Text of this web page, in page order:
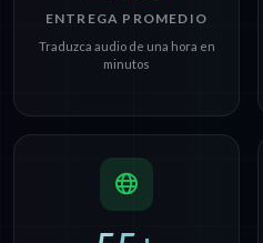
ENTREGA PROMEDIO
Traduzca audio de una hora en
minutos